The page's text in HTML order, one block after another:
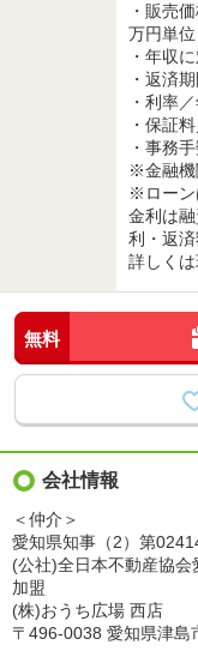
・販売
万円単位
・年収
・返済
・利率
・保証
・事務
※金融機
※ローン
金利は
利・返済
詳しく
無料
会社情報
＜仲介＞
愛知県知事（2）第
(公社)全日本不動産協
加盟
(株)おうち広場 西店
〒496-0038 愛知県津島